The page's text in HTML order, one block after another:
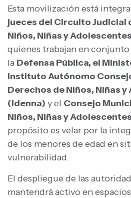
Esta movilización está
jueces del Circuito Judicial
Niños, Niñas y
quienes trabajan en
la Defensa Pública, el
Instituto Autónomo
Derechos de Niños, Niñas
(Idenna) y el Consejo
Niños, Niñas y
propósito es velar por la
de los menores de edad en
vulnerabilidad.
El despliegue de las
mantendrá activo en